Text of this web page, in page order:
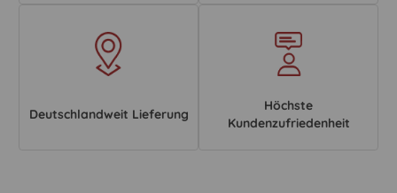
Deutschlandweit Lieferung
Höchste
Kundenzufriedenheit